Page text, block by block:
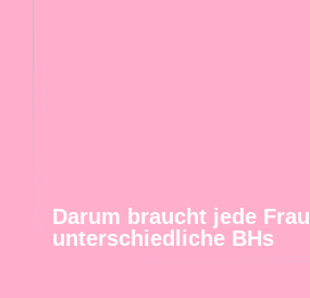
Darum braucht jede Frau
unterschiedliche BHs